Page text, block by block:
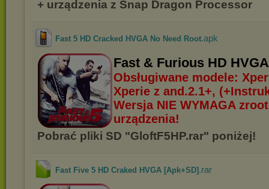
+ urządzenia z Snap Dragon Processor
Fast 5 HD Cracked HVGA No Need Root.apk
Fast & Furious HD
Obsługiwane modele:
Xperie z and.2.1+,
Wersja NIE WYMAGA
urządzenia!
Pobrać pliki SD "GloftF5HP.rar" poniżej!
Fast Five 5 HD Craked HVGA [Apk+SD].rar